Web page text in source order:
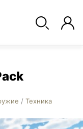
/ Техника